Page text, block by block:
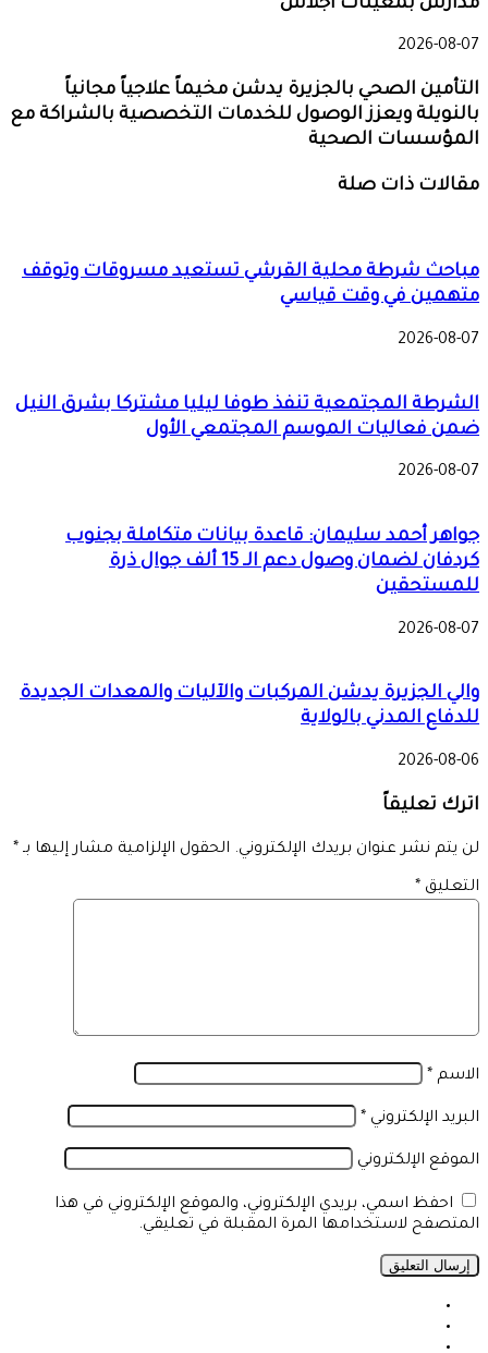
مدارس بمعينات اجلاس
2026-08-07
التأمين الصحي بالجزيرة يدشن مخيماً علاجياً مجانياً
بالنويلة ويعزز الوصول للخدمات التخصصية بالشراكة مع
المؤسسات الصحية
مقالات ذات صلة
مباحث شرطة محلية القرشي تستعيد مسروقات وتوقف
متهمين في وقت قياسي
2026-08-07
الشرطة المجتمعية تنفذ طوفا ليليا مشتركا بشرق النيل
ضمن فعاليات الموسم المجتمعي الأول
2026-08-07
جواهر أحمد سليمان: قاعدة بيانات متكاملة بجنوب
كردفان لضمان وصول دعم الـ 15 ألف جوال ذرة
للمستحقين
2026-08-07
والي الجزيرة يدشن المركبات والآليات والمعدات الجديدة
للدفاع المدني بالولاية
2026-08-06
اترك تعليقاً
لن يتم نشر عنوان بريدك الإلكتروني. الحقول الإلزامية مشار إليها بـ *
التعليق *
الاسم *
البريد الإلكتروني *
الموقع الإلكتروني
احفظ اسمي، بريدي الإلكتروني، والموقع الإلكتروني في هذا
المتصفح لاستخدامها المرة المقبلة في تعليقي.